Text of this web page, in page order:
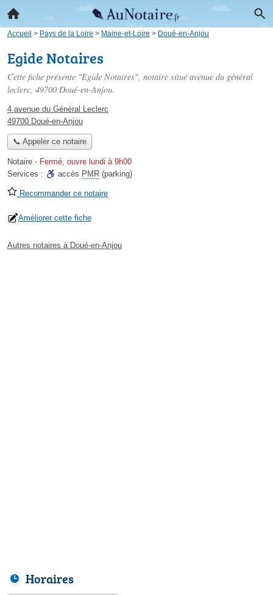
Accueil > Pays de la Loire > Maine-et-Loire > Doué-en-Anjou
Egide Notaires
Cette fiche présente "Egide Notaires", notaire situé avenue du général
leclerc, 49700 Doué-en-Anjou.
4 avenue du Général Leclerc
49700 Doué-en-Anjou
📞 Appeler ce notaire
Notaire - Fermé, ouvre lundi à 9h00
Services :
accès PMR (parking)
Recommander ce notaire
Améliorer cette fiche
Autres notaires à Doué-en-Anjou
Horaires